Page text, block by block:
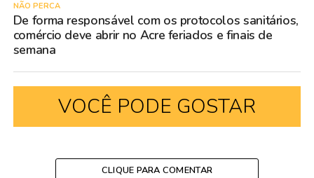
NÃO PERCA
De forma responsável com os protocolos sanitários,
comércio deve abrir no Acre feriados e finais de
semana
VOCÊ PODE GOSTAR
CLIQUE PARA COMENTAR